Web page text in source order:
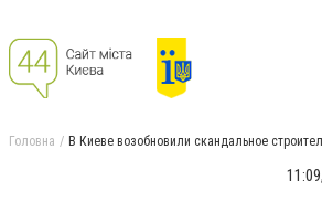
Головна В Киеве возобновили скандальное